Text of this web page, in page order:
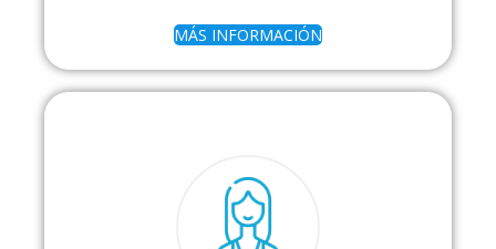
MÁS INFORMACIÓN